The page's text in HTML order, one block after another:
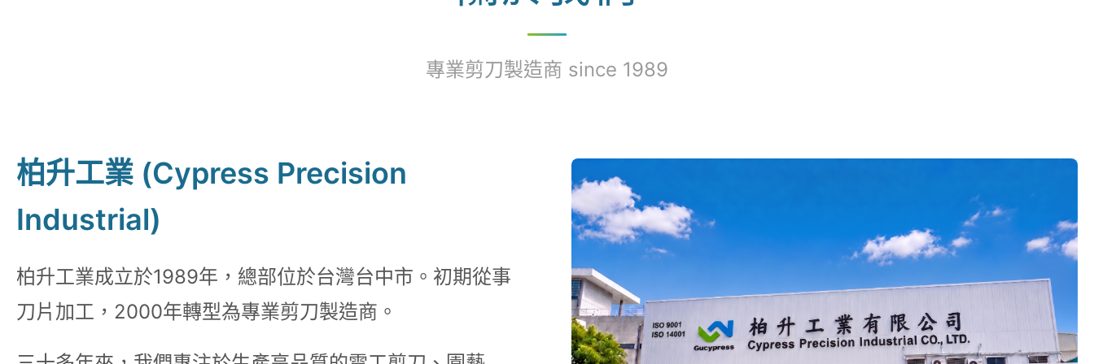
專業剪刀製造商 since 1989
柏升工業 (Cypress Precision
Industrial)
柏升工業成立於1989年，總部位於台灣台中市。初期從事
刀片加工，2000年轉型為專業剪刀製造商。